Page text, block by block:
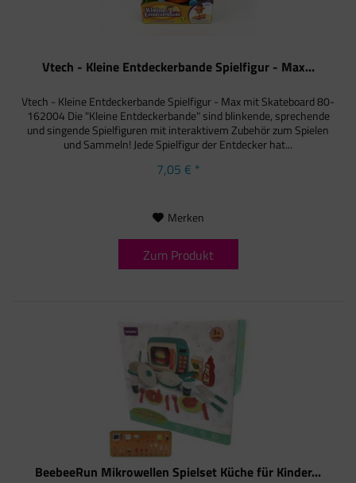
Vtech - Kleine Entdeckerbande Spielfigur - Max...
Vtech - Kleine Entdeckerbande Spielfigur - Max mit Skateboard 80-
162004 Die "Kleine Entdeckerbande" sind blinkende, sprechende
und singende Spielfiguren mit interaktivem Zubehör zum Spielen
und Sammeln! Jede Spielfigur der Entdecker hat...
7,05 € *
Merken
Zum Produkt
BeebeeRun Mikrowellen Spielset Küche für Kinder...